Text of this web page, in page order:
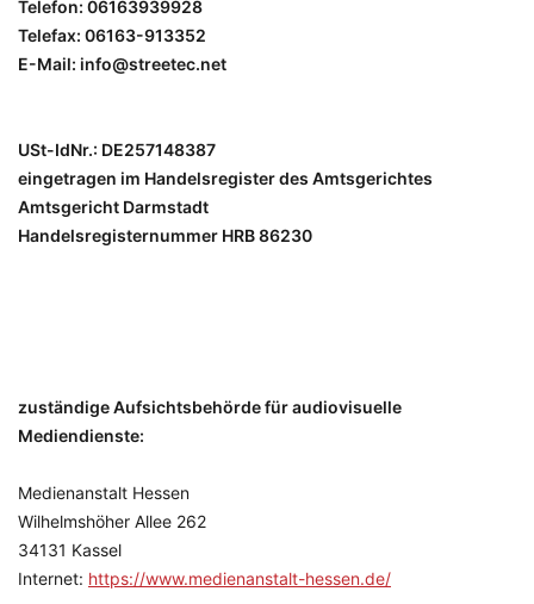
Telefon: 06163939928
Telefax: 06163-913352
E-Mail: info@streetec.net
USt-IdNr.: DE257148387
eingetragen im Handelsregister des Amtsgerichtes
Amtsgericht Darmstadt
Handelsregisternummer HRB 86230
zuständige Aufsichtsbehörde für audiovisuelle
Mediendienste:
Medienanstalt Hessen
Wilhelmshöher Allee 262
34131 Kassel
Internet: https://www.medienanstalt-hessen.de/